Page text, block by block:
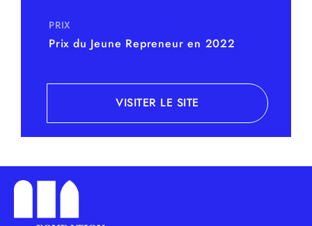
PRIX
Prix du Jeune Repreneur en 2022
VISITER LE SITE